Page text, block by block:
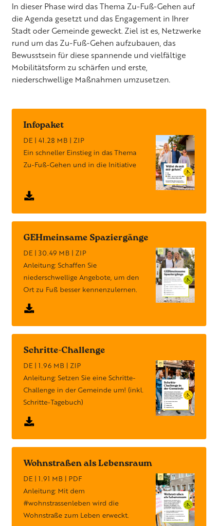
In dieser Phase wird das Thema Zu-Fuß-Gehen auf
die Agenda gesetzt und das Engagement in Ihrer
Stadt oder Gemeinde geweckt. Ziel ist es, Netzwerke
rund um das Zu-Fuß-Gehen aufzubauen, das
Bewusstsein für diese spannende und vielfältige
Mobilitätsform zu schärfen und erste,
niederschwellige Maßnahmen umzusetzen.
Infopaket
DE | 41.28 MB | ZIP
Ein schneller Einstieg in das Thema
Zu-Fuß-Gehen und in die Initiative
GEHmeinsame Spaziergänge
DE | 30.49 MB | ZIP
Anleitung: Schaffen Sie
niederschwellige Angebote, um den
Ort zu Fuß besser kennenzulernen.
Schritte-Challenge
DE | 1.96 MB | ZIP
Anleitung: Setzen Sie eine Schritte-
Challenge in der Gemeinde um! (inkl.
Schritte-Tagebuch)
Wohnstraßen als Lebensraum
DE | 1.91 MB | PDF
Anleitung: Mit dem
#wohnstrassenleben wird die
Wohnstraße zum Leben erweckt.